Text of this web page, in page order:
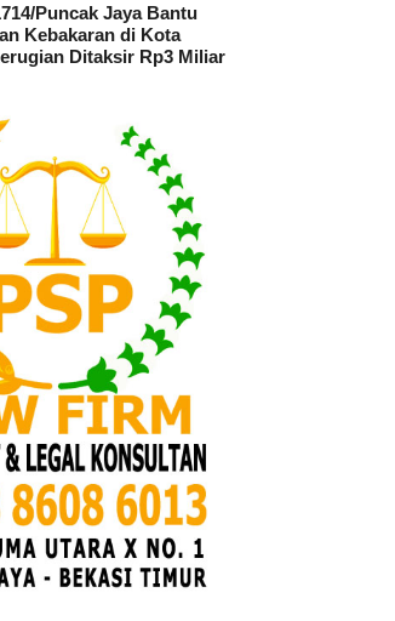
Puncak Jaya Bantu
Kebakaran di Kota
Ditaksir Rp3 Miliar